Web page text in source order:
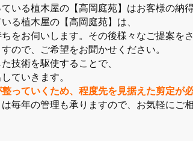
いる植木屋の【高岡庭苑】はお客様の納
る植木屋の【高岡庭苑】は、
をお伺いします。その後様々なご提案をさ
ので、ご希望をお聞かせください。
技術を駆使することで、
ていきます。
っていくため、程度先を見据えた剪定が必
毎年の管理も承りますので、お気軽にご相